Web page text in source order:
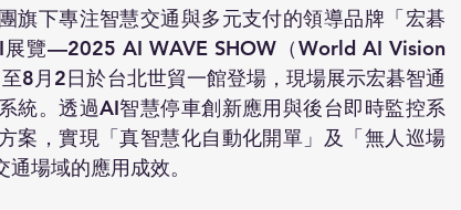
旗下專注智慧交通與多元支付的領導品牌「宏碁
覽—2025 AI WAVE SHOW（World AI Vision
8月2日於台北世貿一館登場，現場展示宏碁智通
統。透過AI智慧停車創新應用與後台即時監控系
案，實現「真智慧化自動化開單」及「無人巡場
場域的應用成效。